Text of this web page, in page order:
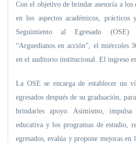
Con el objetivo de brindar asesoría a los
en los aspectos académicos,
Seguimiento al Egresado (OSE)
“Arguedianos en acción”, el miércoles
en el auditorio institucional. El ingreso
La OSE se encarga de establecer un
egresados después de su graduación,
brindarles apoyo. Asimismo,
educativa y los programas de estudio,
egresados, evalúa y propone mejoras